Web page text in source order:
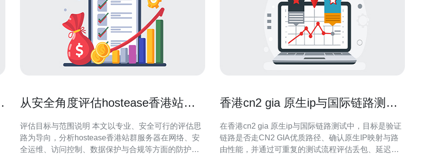
从安全角度评估hostease香港站群
评估目标与范围说明 本文以专业、安全可行的评估思
路为导向，分析hostease香港站群服务器在网络、安
全运维、访问控制、数据保护与合规等方面的防护能
香港cn2 gia 原生ip与国际链路测试
在香港cn2 gia 原生ip与国际链路测试中，目标是验证
链路是否走CN2 GIA优质路径、确认原生IP映射与路
由性能，并通过可重复的测试流程评估丢包、延迟与